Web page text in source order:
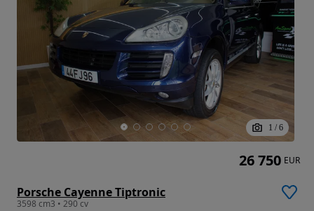
1 / 6
Porsche Cayenne Tiptronic
3598 cm3 • 290 cv
26 750 EUR